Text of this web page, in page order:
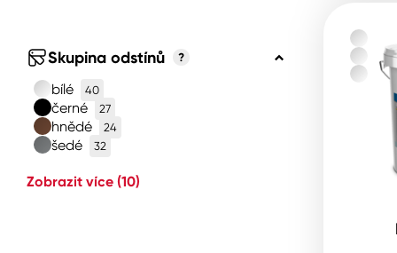
Skupina odstínů ?
bílé 40
černé 27
hnědé 24
šedé 32
Zobrazit více (10)